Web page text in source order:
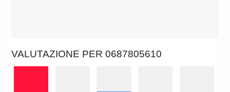
VALUTAZIONE PER 0687805610